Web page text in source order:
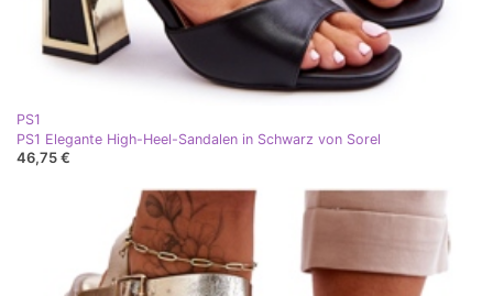
PS1
PS1 Elegante High-Heel-Sandalen in Schwarz von Sorel
46,75 €